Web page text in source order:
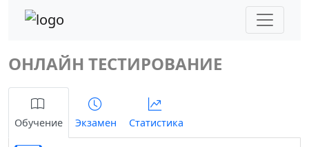
ОНЛАЙН ТЕСТИРОВАНИЕ
Обучение Экзамен Статистика